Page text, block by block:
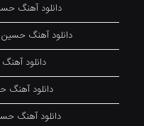
دانلود آهنگ
دانلود آهنگ حسین
دانلود آهنگ
دانلود آهنگ
دانلود آهنگ